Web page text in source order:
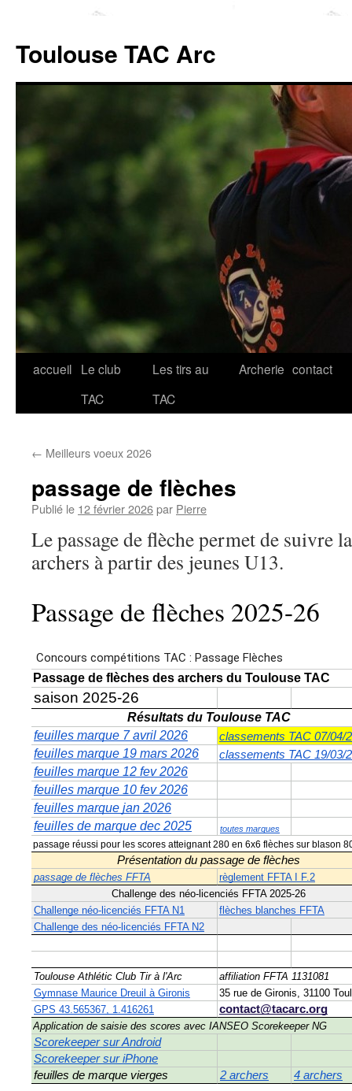
Toulouse TAC Arc
Aller
accueil Le club
TAC
Les tirs au
TAC
Archerie contact
← Meilleurs voeux 2026
passage de flèches
Publié le 12 février 2026par Pierre
Le passage de flèche permet de suivre
archers à partir des jeunes U13.
Passage de flèches 2025-26